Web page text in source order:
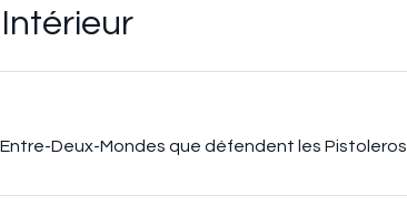
Deux-Mondes que défendent les Pistoleros.